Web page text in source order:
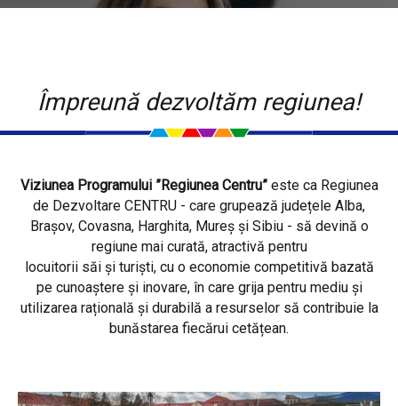
Împreună dezvoltăm regiunea!
Viziunea Programului ”Regiunea Centru”este ca Regiunea
de Dezvoltare CENTRU - care grupează județele Alba,
Brașov, Covasna, Harghita, Mureș și Sibiu - să devină o
regiune mai curată, atractivă pentru
locuitorii săi și turiști, cu o economie competitivă bazată
pe cunoaștere și inovare, în care grija pentru mediu și
utilizarea rațională și durabilă a resurselor să contribuie la
bunăstarea fiecărui cetățean.